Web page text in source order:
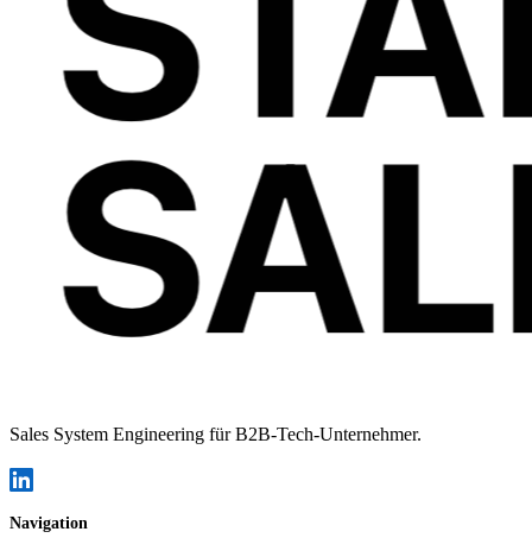
Sales System Engineering für B2B-Tech-Unternehmer.
Navigation